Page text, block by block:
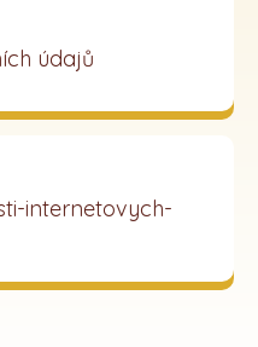
údajů
internetovych-